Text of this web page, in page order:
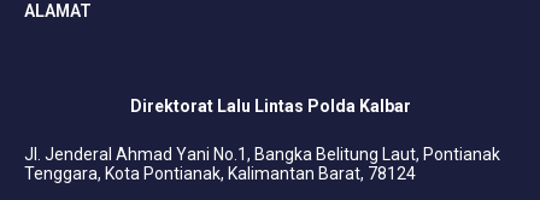
ALAMAT
Direktorat Lalu Lintas Polda Kalbar
Jl. Jenderal Ahmad Yani No.1, Bangka Belitung Laut, Pontianak
Tenggara, Kota Pontianak, Kalimantan Barat, 78124